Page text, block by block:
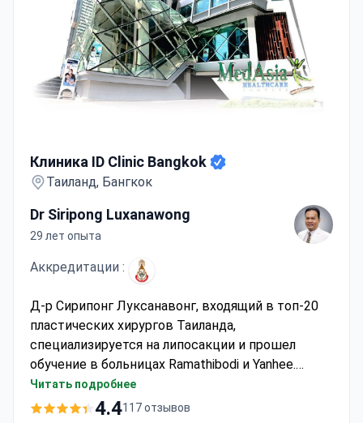
Клиника ID Clinic Bangkok
Таиланд, Бангкок
Dr Siripong Luxanawong
29 лет опыта
Аккредитации :
Д-р Сирипонг Луксанавонг, входящий в топ-20
пластических хирургов Таиланда,
специализируется на липосакции и прошел
обучение в больницах Ramathibodi и Yanhee.
Липосакция плеч обычно стоит около 1700–1900
долларов. Клиника сообщает о 96% успехе
Читать подробнее
4.4117 отзывов